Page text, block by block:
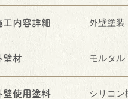
工内容詳細 外壁塗装
壁材 モルタル
壁使用塗料 シリコン